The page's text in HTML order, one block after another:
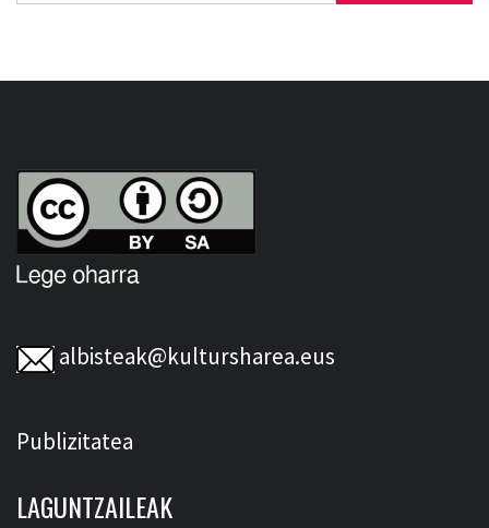
albisteak@kultursharea.eus
Publizitatea
LAGUNTZAILEAK